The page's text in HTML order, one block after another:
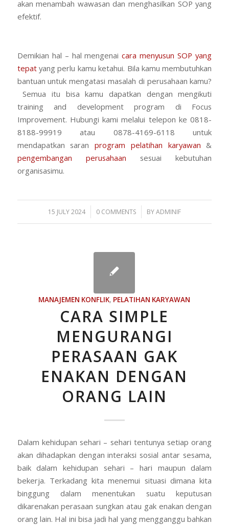
akan menambah wawasan dan menghasilkan SOP yang
efektif.
Demikian hal – hal mengenaicara menyusun SOP yang
tepatyang perlu kamu ketahui. Bila kamu membutuhkan
bantuan untuk mengatasi masalah di perusahaan kamu?
Semua itu bisa kamu dapatkan dengan mengikuti
training and development program di Focus
Improvement. Hubungi kami melalui telepon ke 0818-
8188-99919 atau 0878-4169-6118 untuk
mendapatkan saranprogram pelatihan karyawan &
pengembangan perusahaan sesuai kebutuhan
organisasimu.
15 JULY 2024
/ 0 COMMENTS
/ BYADMINIF
MANAJEMEN KONFLIK, PELATIHAN KARYAWAN
CARA SIMPLE
MENGURANGI
PERASAAN GAK
ENAKAN DENGAN
ORANG LAIN
Dalam kehidupan sehari – sehari tentunya setiap orang
akan dihadapkan dengan interaksi sosial antar sesama,
baik dalam kehidupan sehari – hari maupun dalam
bekerja. Terkadang kita menemui situasi dimana kita
binggung dalam menentukan suatu keputusan
dikarenakan perasaan sungkan atau gak enakan dengan
orang lain. Hal ini bisa jadi hal yang mengganggu bahkan